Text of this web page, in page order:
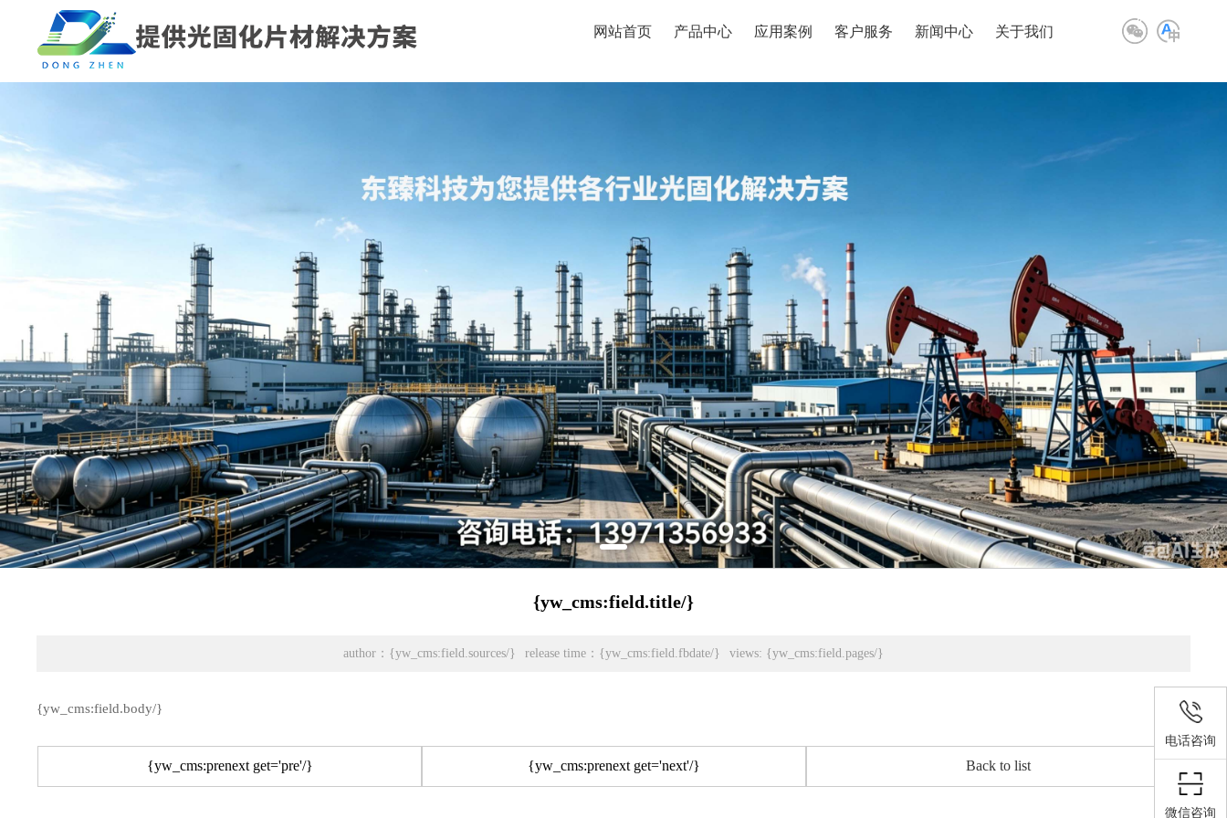
网站首页 产品中心 应用案例 客户服务 新闻中心 关于我们
{yw_cms:field.title/}
author：{yw_cms:field.sources/} release time：{yw_cms:field.fbdate/} views: {yw_cms:field.pages/}
{yw_cms:field.body/}
{yw_cms:prenext get='pre'/} {yw_cms:prenext get='next'/} Back to list
电话咨询
微信咨询